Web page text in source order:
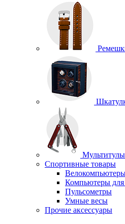
Спортивные товары
Компьютеры
Пульсометры
Умные весы
Прочие аксессуары